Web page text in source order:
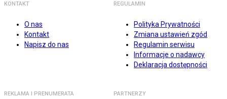
KONTAKT
O nas
Kontakt
Napisz do nas
REGULAMIN
Polityka Prywatności
Zmiana ustawień zgód
Regulamin serwisu
Informacje o nadawcy
Deklaracja dostępności
REKLAMA I PRENUMERATA PARTNERZY